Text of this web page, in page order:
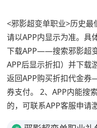
<邪影超变单职业>历史最
请以APP内显示为准。具
下载APP——搜索邪影超
APP后显示折扣）并下
返回APP购买折扣代金
券支付。 2、APP内能搜
的，可联系APP客服申请